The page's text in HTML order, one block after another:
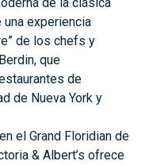
experiencia
de los chefs y
que
de
de Nueva York y
el Grand Floridian de
& Albert’s ofrece